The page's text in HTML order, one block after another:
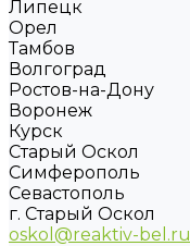
Липецк
Орел
Тамбов
Волгоград
Ростов-на-Дону
Воронеж
Курск
Старый Оскол
Симферополь
Севастополь
г. Старый Оскол
oskol@reaktiv-bel.ru